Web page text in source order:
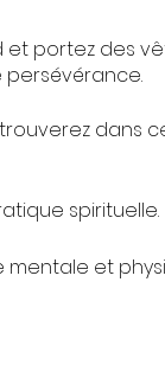
portez des
dans
spirituelle.
mentale et
jusqu'à